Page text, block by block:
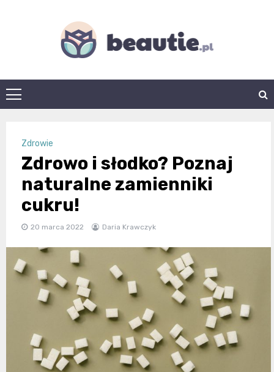
beautie.pl
Zdrowie
Zdrowo i słodko? Poznaj
naturalne zamienniki
cukru!
20 marca 2022 Daria Krawczyk